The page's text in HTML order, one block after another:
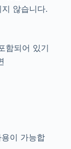
않습니다.
함되어 있기
이 가능합